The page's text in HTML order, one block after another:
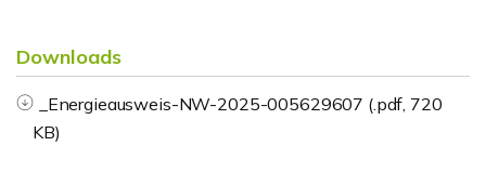
Downloads
_Energieausweis-NW-2025-005629607 (.pdf, 720
KB)